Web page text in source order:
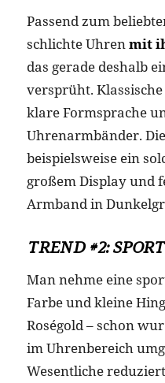
Passend zum
schlichte Uhrenmit
das gerade deshalb
versprüht.
klare Formsprache
Uhrenarmbänder.
beispielsweise ein
großem Display und
Armband in
TREND #2:
Man nehme eine
Farbe und kleine
Roségold – schon
im Uhrenbereich
Wesentliche